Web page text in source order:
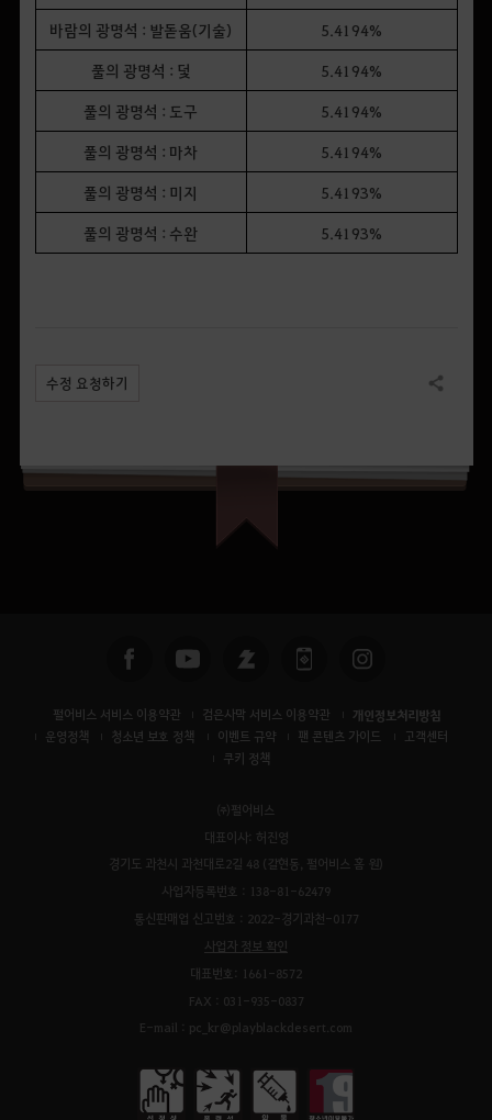
바람의 광명석 : 발돋움(기술) 5.4194%
풀의 광명석 : 덫 5.4194%
풀의 광명석 : 도구 5.4194%
풀의 광명석 : 마차 5.4194%
풀의 광명석 : 미지 5.4193%
풀의 광명석 : 수완 5.4193%
수정 요청하기 공유하기
펄어비스 서비스 이용약관 검은사막 서비스 이용약관 개인정보처리방침
운영정책 청소년 보호 정책 이벤트 규약 팬 콘텐츠 가이드
고객센터
쿠키 정책
㈜펄어비스
대표이사: 허진영
경기도 과천시 과천대로2길 48 (갈현동, 펄어비스 홈 원)
사업자등록번호 : 138-81-62479
통신판매업 신고번호 : 2022-경기과천-0177
사업자 정보 확인
대표번호: 1661-8572
FAX : 031-935-0837
E-mail : pc_kr@playblackdesert.com